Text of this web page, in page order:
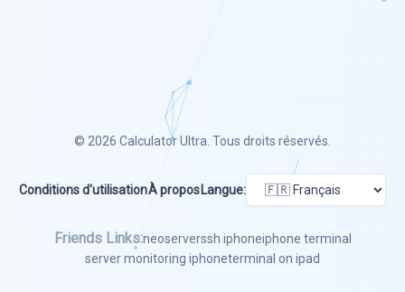
© 2026 Calculator Ultra . Tous droits réservés.
Conditions d'utilisationÀ proposLangue:
Friends Links:neoserverssh iphoneiphone terminal
server monitoring iphoneterminal on ipad